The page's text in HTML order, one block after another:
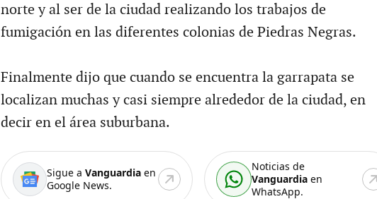
norte y al ser de la ciudad realizando los trabajos de
fumigación en las diferentes colonias de Piedras Negras.
Finalmente dijo que cuando se encuentra la garrapata se
localizan muchas y casi siempre alrededor de la ciudad, en
decir en el área suburbana.
Sigue a Vanguardiaen
Google News.
Noticias de
Vanguardia en
WhatsApp.